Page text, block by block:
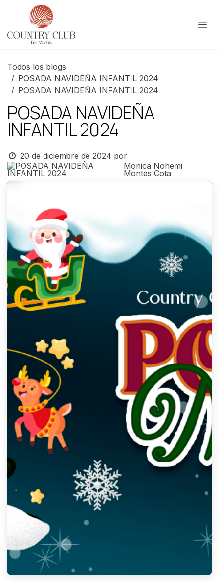
Ir al contenido
Todos los blogs
POSADA NAVIDEÑA INFANTIL 2024
POSADA NAVIDEÑA INFANTIL 2024
POSADA NAVIDEÑA
INFANTIL 2024
20 de diciembre de 2024 por
Monica Nohemi
Montes Cota